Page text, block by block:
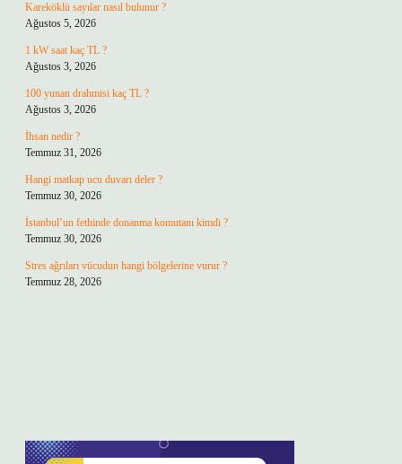
Kareköklü sayılar nasıl bulunur ?
Ağustos 5, 2026
1 kW saat kaç TL ?
Ağustos 3, 2026
100 yunan drahmisi kaç TL ?
Ağustos 3, 2026
İhsan nedir ?
Temmuz 31, 2026
Hangi matkap ucu duvarı deler ?
Temmuz 30, 2026
İstanbul’un fethinde donanma komutanı kimdi ?
Temmuz 30, 2026
Stres ağrıları vücudun hangi bölgelerine vurur ?
Temmuz 28, 2026